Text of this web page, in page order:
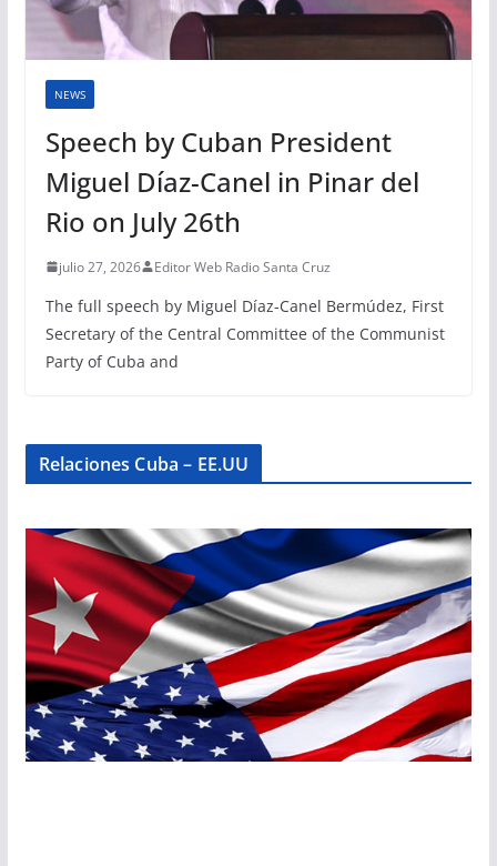
NEWS
Speech by Cuban President
Miguel Díaz-Canel in Pinar del
Rio on July 26th
julio 27, 2026 Editor Web Radio Santa Cruz
The full speech by Miguel Díaz-Canel Bermúdez, First
Secretary of the Central Committee of the Communist
Party of Cuba and
Relaciones Cuba – EE.UU